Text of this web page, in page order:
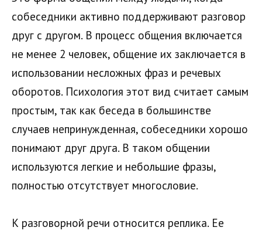
собеседники активно поддерживают разговор
друг с другом. В процесс общения включается
не менее 2 человек, общение их заключается в
использовании несложных фраз и речевых
оборотов. Психология этот вид считает самым
простым, так как беседа в большинстве
случаев непринужденная, собеседники хорошо
понимают друг друга. В таком общении
используются легкие и небольшие фразы,
полностью отсутствует многословие.
К разговорной речи относится реплика. Ее